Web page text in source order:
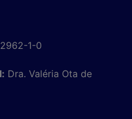
1-0
Dra. Valéria Ota de